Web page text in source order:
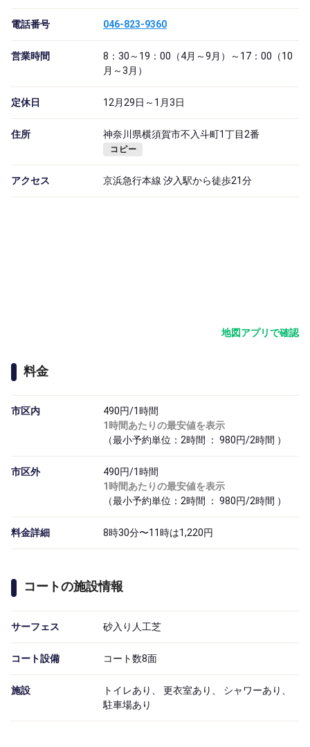
電話番号 046-823-9360
営業時間
8：30～19：00（4月～9月）～17：00（10
月～3月）
定休日 12月29日～1月3日
住所 神奈川県横須賀市不入斗町1丁目2番
コピー
アクセス 京浜急行本線 汐入駅から徒歩21分
地図アプリで確認
料金
市区内
490円/1時間
1時間あたりの最安値を表示
（最小予約単位：2時間 ： 980円/2時間 ）
市区外
490円/1時間
1時間あたりの最安値を表示
（最小予約単位：2時間 ： 980円/2時間 ）
料金詳細 8時30分〜11時は1,220円
コートの施設情報
サーフェス 砂入り人工芝
コート設備 コート数8面
施設
トイレあり、 更衣室あり、 シャワーあり、
駐車場あり